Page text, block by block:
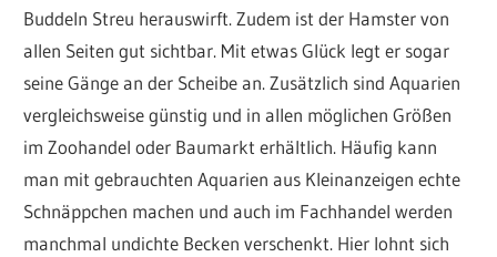
Buddeln Streu herauswirft. Zudem ist der Hamster von
allen Seiten gut sichtbar. Mit etwas Glück legt er sogar
seine Gänge an der Scheibe an. Zusätzlich sind Aquarien
vergleichsweise günstig und in allen möglichen Größen
im Zoohandel oder Baumarkt erhältlich. Häufig kann
man mit gebrauchten Aquarien aus Kleinanzeigen echte
Schnäppchen machen und auch im Fachhandel werden
manchmal undichte Becken verschenkt. Hier lohnt sich